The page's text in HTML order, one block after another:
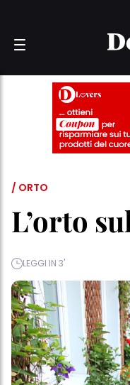
/ ORTO
L’orto
LEGGI IN 3'